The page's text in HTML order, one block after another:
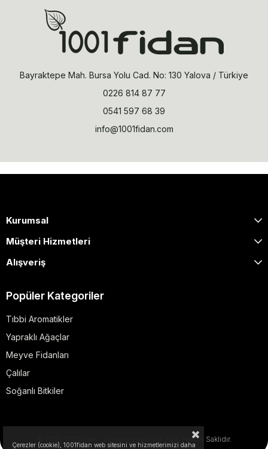
Bayraktepe Mah. Bursa Yolu Cad. No: 130 Yalova / Türkiye
0226 814 87 77
0541 597 68 39
info@1001fidan.com
Kurumsal
Müşteri Hizmetleri
Alışveriş
Popüler Kategoriler
Tıbbi Aromatikler
Yapraklı Ağaçlar
Meyve Fidanları
Çalılar
Soğanlı Bitkiler
© 2025 1001fidan - dogapeyzaj.com. Tüm Hakları Saklıdır.
Çerezler (cookie), 1001fidan web sitesini ve hizmetlerimizi daha